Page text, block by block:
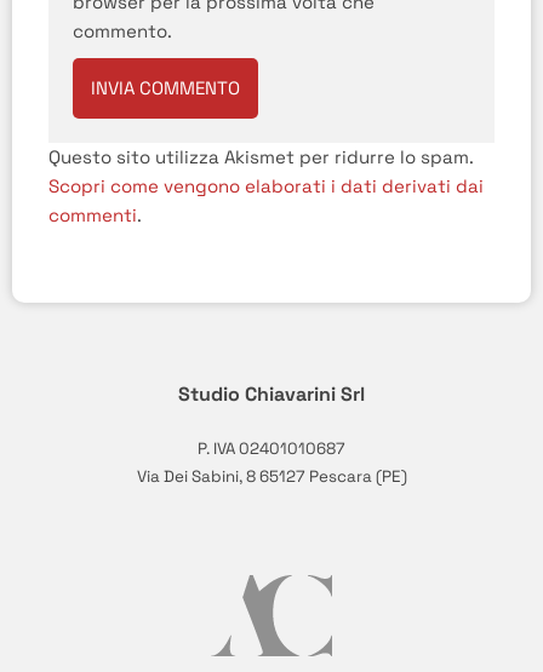
commento.
Questo sito utilizza Akismet per ridurre lo spam.
Scopri come vengono elaborati i dati derivati dai
commenti.
Studio Chiavarini Srl
P. IVA 02401010687
Via Dei Sabini, 8 65127 Pescara (PE)